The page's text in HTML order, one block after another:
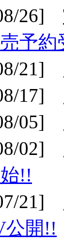
26]
予約
21]
17]
05]
02]
!!
21]
公開!!